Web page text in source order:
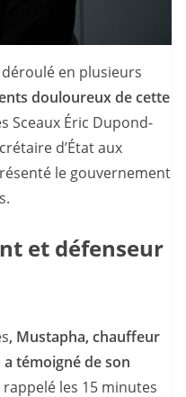
déroulé en plusieurs
douloureux de cette
Sceaux Éric Dupond-
d’État aux
le gouvernement
et défenseur
, Mustapha, chauffeur
témoigné de son
rappelé les 15 minutes